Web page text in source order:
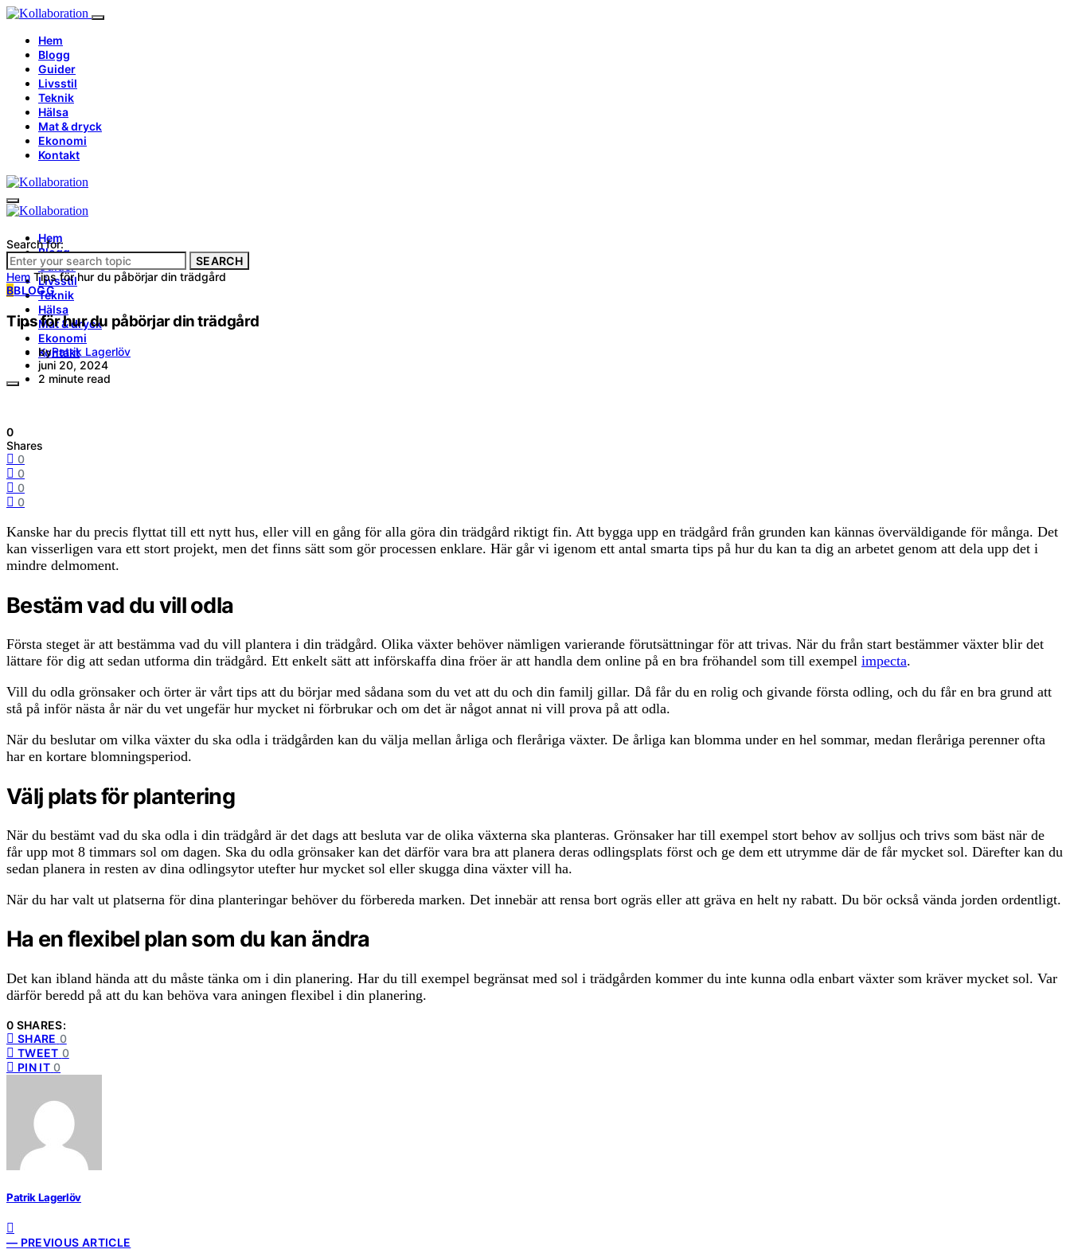
Hem
Blogg
Guider
Livsstil
Teknik
Hälsa
Mat & dryck
Ekonomi
Kontakt
Hem
Blogg
Guider
Livsstil
Teknik
Hälsa
Mat & dryck
Ekonomi
Kontakt
Search for:
SEARCH
Hem Tips för hur du påbörjar din trädgård
BBLOGG
Tips för hur du påbörjar din trädgård
byPatrik Lagerlöv
juni 20, 2024
2 minute read
0
Shares
0
0
0
0
Kanske har du precis flyttat till ett nytt hus, eller vill en gång för alla göra din trädgård riktigt fin. Att bygga upp en trädgård från grunden kan kännas överväldigande för många. Det
kan visserligen vara ett stort projekt, men det finns sätt som gör processen enklare. Här går vi igenom ett antal smarta tips på hur du kan ta dig an arbetet genom att dela upp det i
mindre delmoment.
Bestäm vad du vill odla
Första steget är att bestämma vad du vill plantera i din trädgård. Olika växter behöver nämligen varierande förutsättningar för att trivas. När du från start bestämmer växter blir det
lättare för dig att sedan utforma din trädgård. Ett enkelt sätt att införskaffa dina fröer är att handla dem online på en bra fröhandel som till exempel impecta.
Vill du odla grönsaker och örter är vårt tips att du börjar med sådana som du vet att du och din familj gillar. Då får du en rolig och givande första odling, och du får en bra grund att
stå på inför nästa år när du vet ungefär hur mycket ni förbrukar och om det är något annat ni vill prova på att odla.
När du beslutar om vilka växter du ska odla i trädgården kan du välja mellan årliga och fleråriga växter. De årliga kan blomma under en hel sommar, medan fleråriga perenner ofta
har en kortare blomningsperiod.
Välj plats för plantering
När du bestämt vad du ska odla i din trädgård är det dags att besluta var de olika växterna ska planteras. Grönsaker har till exempel stort behov av solljus och trivs som bäst när de
får upp mot 8 timmars sol om dagen. Ska du odla grönsaker kan det därför vara bra att planera deras odlingsplats först och ge dem ett utrymme där de får mycket sol. Därefter kan du
sedan planera in resten av dina odlingsytor utefter hur mycket sol eller skugga dina växter vill ha.
När du har valt ut platserna för dina planteringar behöver du förbereda marken. Det innebär att rensa bort ogräs eller att gräva en helt ny rabatt. Du bör också vända jorden ordentligt.
Ha en flexibel plan som du kan ändra
Det kan ibland hända att du måste tänka om i din planering. Har du till exempel begränsat med sol i trädgården kommer du inte kunna odla enbart växter som kräver mycket sol. Var
därför beredd på att du kan behöva vara aningen flexibel i din planering.
0 SHARES:
SHARE 0
TWEET 0
PIN IT 0
Patrik Lagerlöv
— PREVIOUS ARTICLE